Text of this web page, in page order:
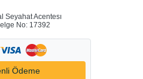
Seyahat Acentesı
No: 17392
Ödeme